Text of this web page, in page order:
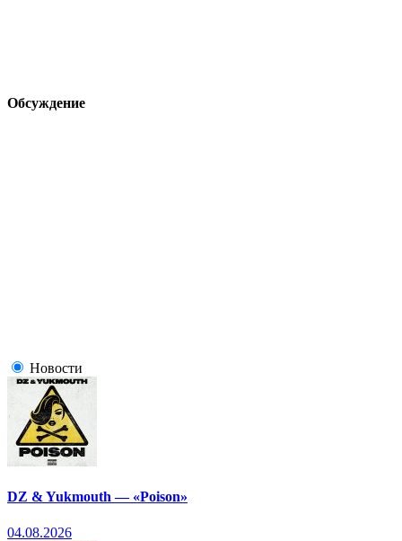
Обсуждение
Новости
DZ & Yukmouth — «Poison»
04.08.2026